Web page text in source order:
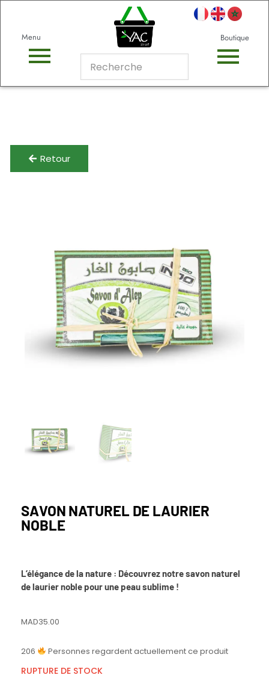
Menu Boutique
Retour
SAVON NATUREL DE LAURIER
NOBLE
L’élégance de la nature : Découvrez notre savon naturel
de laurier noble pour une peau sublime !
MAD35.00
206 Personnes regardent actuellement ce produit
RUPTURE DE STOCK